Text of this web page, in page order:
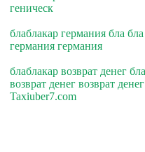
геническ
блаблакар германия бла
германия германия
блаблакар возврат денег
возврат денег возврат денег
Taxiuber7.com